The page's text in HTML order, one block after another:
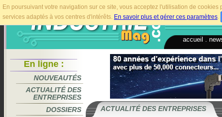
En poursuivant votre navigation sur ce site, vous acceptez l'utilisation de
services adaptés à vos centres d'intérêts. En savoir plus et gérer ces paramètres.
accueil
En ligne :
NOUVEAUTÉS
ACTUALITÉ DES
ENTREPRISES
DOSSIERS
ACTUALITÉ DES ENTREPRISES